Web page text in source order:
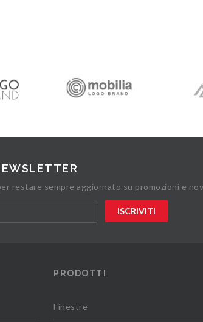
restare sempre aggiornato su promozioni e
PRODOTTI
Finestre